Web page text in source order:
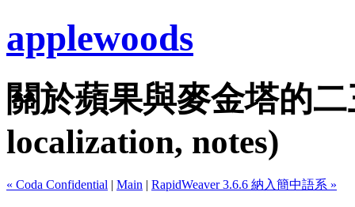
applewoods
關於蘋果與麥金塔的
localization, notes)
« Coda Confidential | Main | RapidWeaver 3.6.6 納入簡中語系 »